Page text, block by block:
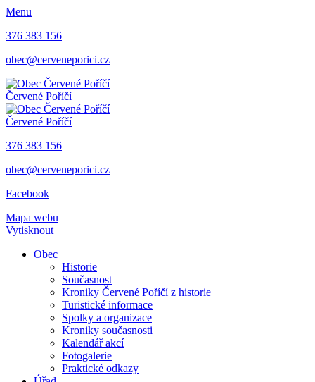
Menu
376 383 156
obec@cerveneporici.cz
Červené Poříčí
Červené Poříčí
376 383 156
obec@cerveneporici.cz
Facebook
Mapa webu
Vytisknout
Obec
Historie
Současnost
Kroniky Červené Poříčí z historie
Turistické informace
Spolky a organizace
Kroniky současnosti
Kalendář akcí
Fotogalerie
Praktické odkazy